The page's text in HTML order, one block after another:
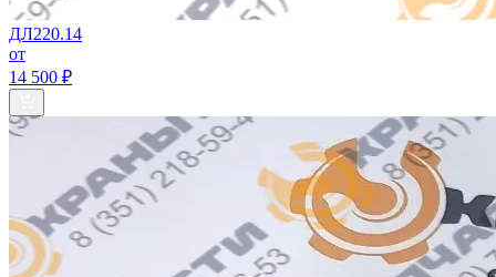
ДЛ220.14
от
14 500 ₽